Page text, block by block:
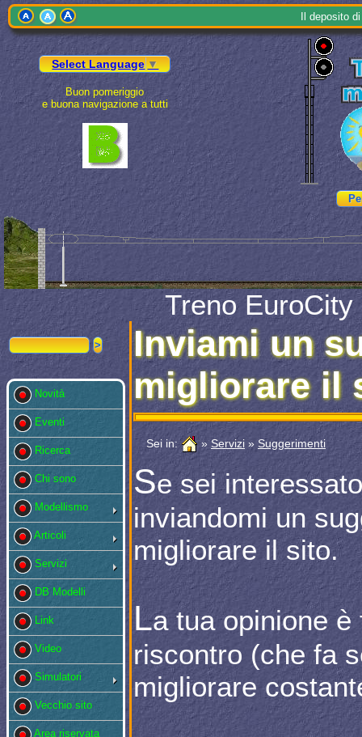
deposito
Select Language▼
Buon pomeriggio
e buona navigazione a tutti
Treno
Novità
Eventi
Ricerca
Chi sono
Modellismo
Articoli
Servizi
DB Modelli
Link
Video
Simulatori
Vecchio sito
Area riservata
Inviami un
migliorare il
Sei in: » Servizi» Suggerimenti
Se sei
inviandomi un
migliorare il sito.
La tua opinione
riscontro (che fa
migliorare